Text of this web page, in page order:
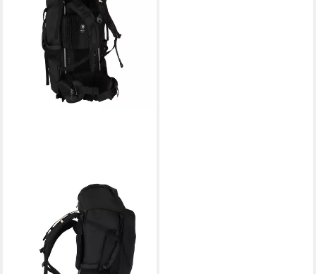
Sportrucksack Abisko,
349,95 €
lieferbar - in 2-3 Werktagen bei dir